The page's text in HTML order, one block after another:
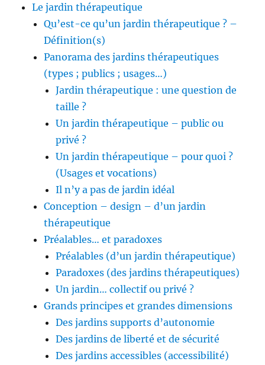
Le jardin thérapeutique
Qu’est-ce qu’un jardin thérapeutique ? –
Définition(s)
Panorama des jardins thérapeutiques
(types ; publics ; usages…)
Jardin thérapeutique : une question de
taille ?
Un jardin thérapeutique – public ou
privé ?
Un jardin thérapeutique – pour quoi ?
(Usages et vocations)
Il n’y a pas de jardin idéal
Conception – design – d’un jardin
thérapeutique
Préalables… et paradoxes
Préalables (d’un jardin thérapeutique)
Paradoxes (des jardins thérapeutiques)
Un jardin… collectif ou privé ?
Grands principes et grandes dimensions
Des jardins supports d’autonomie
Des jardins de liberté et de sécurité
Des jardins accessibles (accessibilité)